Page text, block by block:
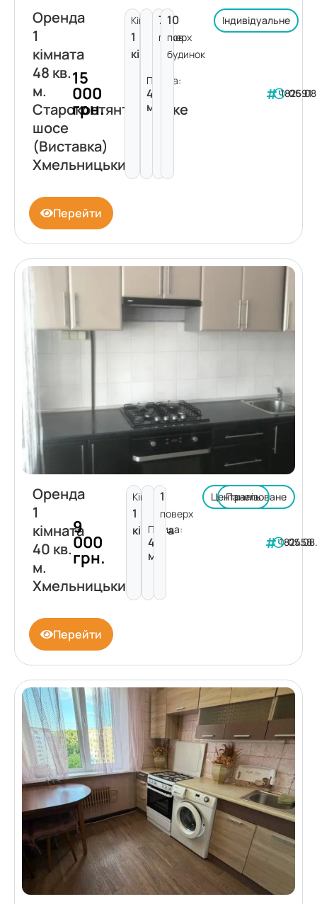
Оренда
1
кімната
48 кв.
м.
Старокостянтинівське
шосе
(Виставка)
Хмельницький
15
000
грн.
Кімнат:
1
кімната
Площа:
48
м²
7
поверх
10
пов.
будинок
Індивідуальне
182591
Перейти
Оренда
1
кімната
40 кв.
м.
Хмельницький
9
000
грн.
Кімнат:
1
кімната
Площа:
40
м²
1
поверх
Централізоване
Панель
182458
Перейти